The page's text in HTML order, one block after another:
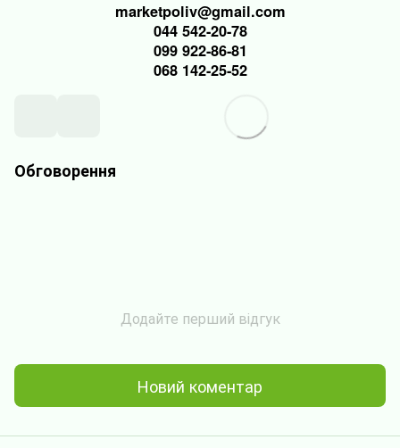
marketpoliv@gmail.com
044 542-20-78
099 922-86-81
068 142-25-52
Обговорення
Додайте перший відгук
Новий коментар